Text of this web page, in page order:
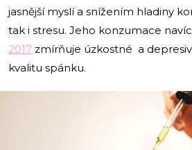
jasnější myslí a snížením hladiny
tak i stresu. Jeho konzumace
2017 zmírňuje úzkostné a
kvalitu spánku.